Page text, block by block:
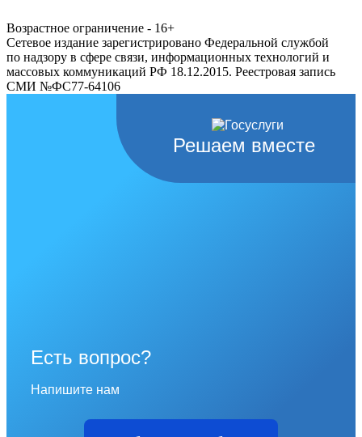
Возрастное ограничение - 16+
Сетевое издание зарегистрировано Федеральной службой
по надзору в сфере связи, информационных технологий и
массовых коммуникаций РФ 18.12.2015. Реестровая запись
СМИ №ФС77-64106
Решаем вместе
Есть вопрос?
Напишите нам